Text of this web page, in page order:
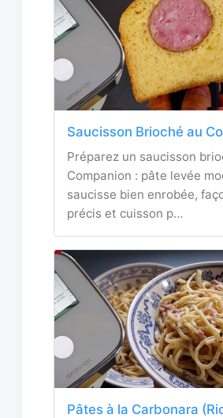
Saucisson Brioché au
Préparez un saucisson
Companion : pâte levée
saucisse bien enrobée,
précis et cuisson p…
Pâtes à la Carbonara